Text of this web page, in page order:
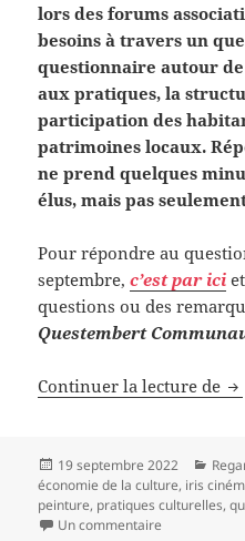
lors des forums
besoins à travers un
questionnaire autour de
aux pratiques, la
participation des
patrimoines locaux.
ne prend quelques
élus, mais pas
Pour répondre au
septembre,c’est par ici
questions ou des
Questembert
Continuer la lecture de
Publié
le
19 septembre 2022
économie de la culture, iris
peinture, pratiques culturelles,
Un commentaire